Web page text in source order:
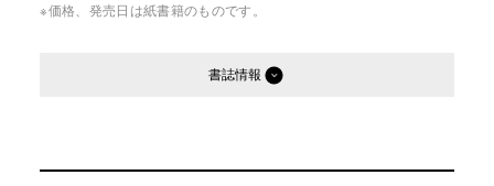
※価格、発売日は紙書籍のものです。
書誌情報